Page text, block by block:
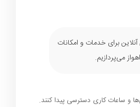
برای خدمات و امکانات
می‌پردازیم.
و ساعات کاری دسترسی پیدا کنند.